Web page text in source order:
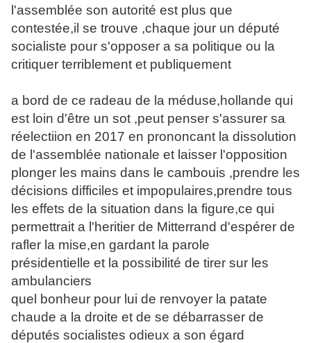
l'assemblée son autorité est plus que
contestée,il se trouve ,chaque jour un député
socialiste pour s'opposer a sa politique ou la
critiquer terriblement et publiquement
a bord de ce radeau de la méduse,hollande qui
est loin d'être un sot ,peut penser s'assurer sa
réelectiion en 2017 en prononcant la dissolution
de l'assemblée nationale et laisser l'opposition
plonger les mains dans le cambouis ,prendre les
décisions difficiles et impopulaires,prendre tous
les effets de la situation dans la figure,ce qui
permettrait a l'heritier de Mitterrand d'espérer de
rafler la mise,en gardant la parole
présidentielle et la possibilité de tirer sur les
ambulanciers
quel bonheur pour lui de renvoyer la patate
chaude a la droite et de se débarrasser de
députés socialistes odieux a son égard